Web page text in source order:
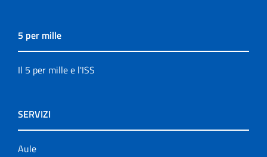
5 per mille
Il 5 per mille e l'ISS
SERVIZI
Aule